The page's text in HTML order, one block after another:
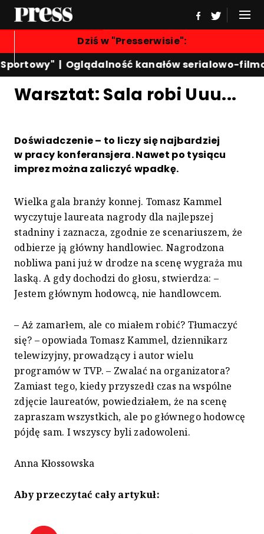
Dziś w "Presserwisie":
|Oglądalność kanałów serialowo-
Warsztat: Sala robi Uuu...
Doświadczenie – to liczy się najbardziej
w pracy konferansjera. Nawet po tysiącu
imprez można zaliczyć wpadkę.
Wielka gala branży konnej. Tomasz Kammel
wyczytuje laureata nagrody dla najlepszej
stadniny i zaznacza, zgodnie ze scenariuszem, że
odbierze ją główny handlowiec. Nagrodzona
nobliwa pani już w drodze na scenę wygraża mu
laską. A gdy dochodzi do głosu, stwierdza: –
Jestem głównym hodowcą, nie handlowcem.
– Aż zamarłem, ale co miałem robić? Tłumaczyć
się? – opowiada Tomasz Kammel, dziennikarz
telewizyjny, prowadzący i autor wielu
programów w TVP. – Zwalać na organizatora?
Zamiast tego, kiedy przyszedł czas na wspólne
zdjęcie laureatów, powiedziałem, że na scenę
zapraszam wszystkich, ale po głównego hodowcę
pójdę sam. I wszyscy byli zadowoleni.
Anna Kłossowska
Aby przeczytać cały artykuł: